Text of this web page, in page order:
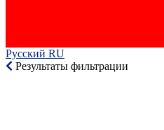
Русский RU‎
Результаты фильтрации